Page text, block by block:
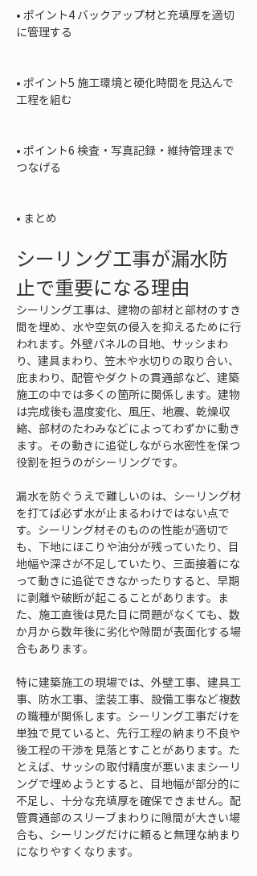
• ポイント4 バックアップ材と充填厚を適切
に管理する
• ポイント5 施工環境と硬化時間を見込んで
工程を組む
• ポイント6 検査・写真記録・維持管理まで
つなげる
• まとめ
シーリング工事が漏水防
止で重要になる理由
シーリング工事は、建物の部材と部材のすき
間を埋め、水や空気の侵入を抑えるために行
われます。外壁パネルの目地、サッシまわ
り、建具まわり、笠木や水切りの取り合い、
庇まわり、配管やダクトの貫通部など、建築
施工の中では多くの箇所に関係します。建物
は完成後も温度変化、風圧、地震、乾燥収
縮、部材のたわみなどによってわずかに動き
ます。その動きに追従しながら水密性を保つ
役割を担うのがシーリングです。
漏水を防ぐうえで難しいのは、シーリング材
を打てば必ず水が止まるわけではない点で
す。シーリング材そのものの性能が適切で
も、下地にほこりや油分が残っていたり、目
地幅や深さが不足していたり、三面接着にな
って動きに追従できなかったりすると、早期
に剥離や破断が起こることがあります。ま
た、施工直後は見た目に問題がなくても、数
か月から数年後に劣化や隙間が表面化する場
合もあります。
特に建築施工の現場では、外壁工事、建具工
事、防水工事、塗装工事、設備工事など複数
の職種が関係します。シーリング工事だけを
単独で見ていると、先行工程の納まり不良や
後工程の干渉を見落とすことがあります。た
とえば、サッシの取付精度が悪いままシーリ
ングで埋めようとすると、目地幅が部分的に
不足し、十分な充填厚を確保できません。配
管貫通部のスリーブまわりに隙間が大きい場
合も、シーリングだけに頼ると無理な納まり
になりやすくなります。